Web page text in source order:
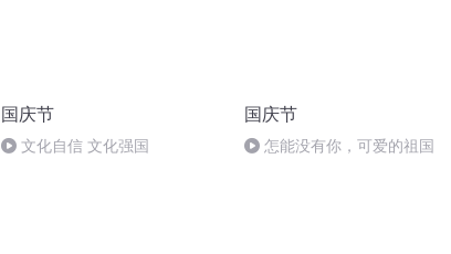
国庆节
文化自信 文化强国
国庆节
怎能没有你，可爱的祖国